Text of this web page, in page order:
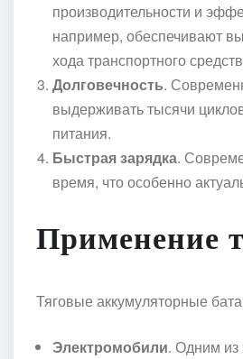
производительности и
например, обеспечивают
хода транспортного
Долговечность.
выдерживать тысячи
питания.
Быстрая зарядка.
время, что особенно
Применение
Тяговые аккумуляторные
Электромобили. Одним из